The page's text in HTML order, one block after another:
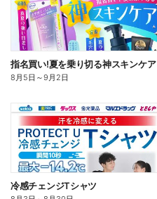
指名買い!夏を乗り切る神スキンケア
8月5日 ～9月2日
冷感チェンジTシャツ